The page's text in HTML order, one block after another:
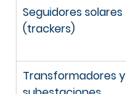
Seguidores solares
(trackers)
Transformadores y